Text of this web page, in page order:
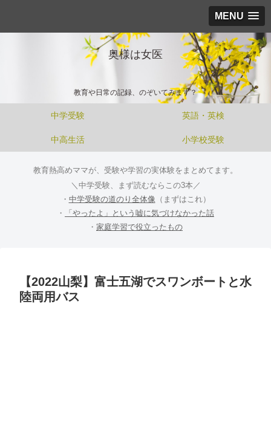
MENU
奥様は女医
教育や日常の記録、のぞいてみます？
中学受験 英語・英検
中高生活 小学校受験
教育熱高めママが、受験や学習の実体験をまとめてます。
＼中学受験、まず読むならこの3本／
・ 中学受験の道のり全体像 （まずはこれ）
・
「やったよ」という嘘に気づけなかった話
・ 家庭学習で役立ったもの
【2022山梨】富士五湖でスワンボートと水
陸両用バス